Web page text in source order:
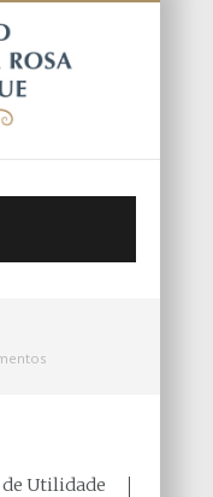
de Utilidade